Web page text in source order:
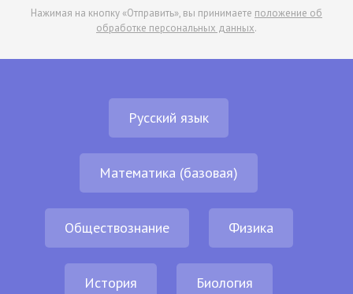
Нажимая на кнопку «Отправить», вы принимаете положение об
обработке персональных данных.
Русский язык
Математика (базовая)
Обществознание Физика
История Биология